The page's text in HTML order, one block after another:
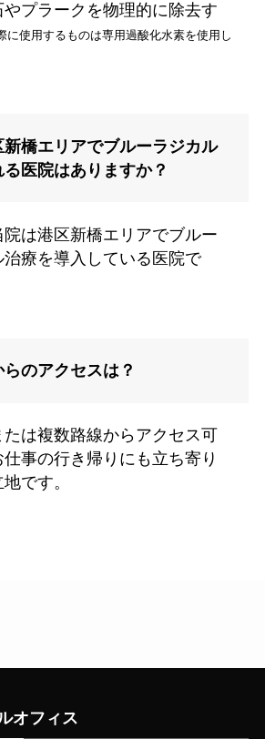
プラークを物理的に除去す
に使用するものは専用過酸化水素を使用し
新橋エリアでブルーラジカル
医院はありますか？
院は港区新橋エリアでブルー
治療を導入している医院で
のアクセスは？
たは複数路線からアクセス可
事の行き帰りにも立ち寄り
です。
オフィス